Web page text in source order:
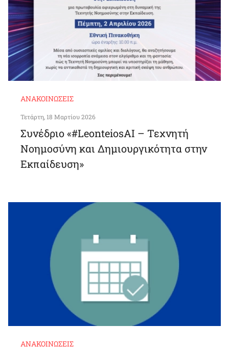
ΑΝΑΚΟΙΝΏΣΕΙΣ
Τετάρτη, 18 Μαρτίου 2026
Συνέδριο «#LeonteiosAI – Τεχνητή
Νοημοσύνη και Δημιουργικότητα στην
Εκπαίδευση»
ΑΝΑΚΟΙΝΏΣΕΙΣ